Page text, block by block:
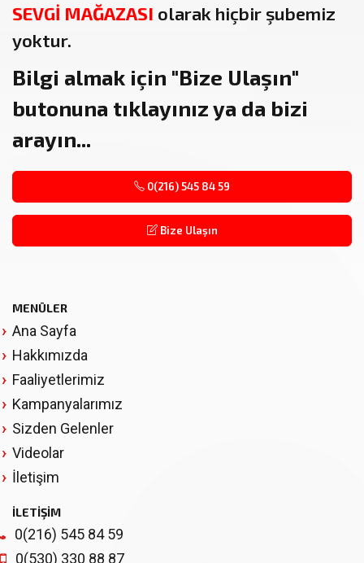
SEVGİ MAĞAZASI olarak hiçbir şubemiz
yoktur.
Bilgi almak için "Bize Ulaşın"
butonuna tıklayınız ya da bizi
arayın...
0(216) 545 84 59
Bize Ulaşın
MENÜLER
Ana Sayfa
Hakkımızda
Faaliyetlerimiz
Kampanyalarımız
Sizden Gelenler
Videolar
İletişim
İLETİŞİM
0(216) 545 84 59
0(530) 330 88 87